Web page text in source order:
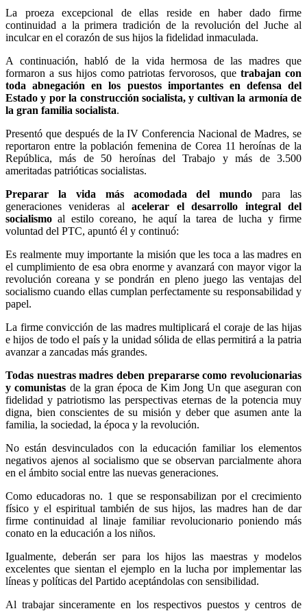
La proeza excepcional de ellas reside en haber dado firme
continuidad a la primera tradición de la revolución del Juche al
inculcar en el corazón de sus hijos la fidelidad inmaculada.
A continuación, habló de la vida hermosa de las madres que
formaron a sus hijos como patriotas fervorosos, que trabajan con
toda abnegación en los puestos importantes en defensa del
Estado y por la construcción socialista, y cultivan la armonía de
la gran familia socialista.
Presentó que después de la IV Conferencia Nacional de Madres, se
reportaron entre la población femenina de Corea 11 heroínas de la
República, más de 50 heroínas del Trabajo y más de 3.500
ameritadas patrióticas socialistas.
Preparar la vida más acomodada del mundo para las
generaciones venideras alacelerar el desarrollo integral del
socialismo al estilo coreano, he aquí la tarea de lucha y firme
voluntad del PTC, apuntó él y continuó:
Es realmente muy importante la misión que les toca a las madres en
el cumplimiento de esa obra enorme y avanzará con mayor vigor la
revolución coreana y se pondrán en pleno juego las ventajas del
socialismo cuando ellas cumplan perfectamente su responsabilidad y
papel.
La firme convicción de las madres multiplicará el coraje de las hijas
e hijos de todo el país y la unidad sólida de ellas permitirá a la patria
avanzar a zancadas más grandes.
Todas nuestras madres deben prepararse como revolucionarias
y comunistas de la gran época de Kim Jong Un que aseguran con
fidelidad y patriotismo las perspectivas eternas de la potencia muy
digna, bien conscientes de su misión y deber que asumen ante la
familia, la sociedad, la época y la revolución.
No están desvinculados con la educación familiar los elementos
negativos ajenos al socialismo que se observan parcialmente ahora
en el ámbito social entre las nuevas generaciones.
Como educadoras no. 1 que se responsabilizan por el crecimiento
físico y el espiritual también de sus hijos, las madres han de dar
firme continuidad al linaje familiar revolucionario poniendo más
conato en la educación a los niños.
Igualmente, deberán ser para los hijos las maestras y modelos
excelentes que sientan el ejemplo en la lucha por implementar las
líneas y políticas del Partido aceptándolas con sensibilidad.
Al trabajar sinceramente en los respectivos puestos y centros de